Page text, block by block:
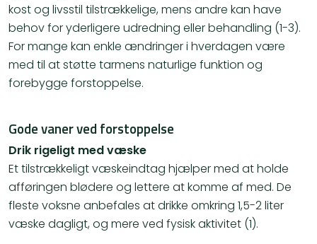
kost og livsstil tilstrækkelige, mens andre kan have
behov for yderligere udredning eller behandling (1-3).
For mange kan enkle ændringer i hverdagen være
med til at støtte tarmens naturlige funktion og
forebygge forstoppelse.
Gode vaner ved forstoppelse
Drik rigeligt med væske
Et tilstrækkeligt væskeindtag hjælper med at holde
afføringen blødere og lettere at komme af med. De
fleste voksne anbefales at drikke omkring 1,5-2 liter
væske dagligt, og mere ved fysisk aktivitet (1).